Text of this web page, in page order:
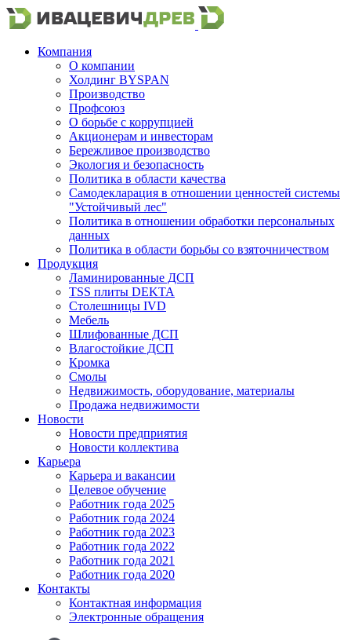
Компания
О компании
Холдинг BYSPAN
Производство
Профсоюз
О борьбе с коррупцией
Акционерам и инвесторам
Бережливое производство
Экология и безопасность
Политика в области качества
Самодекларация в отношении ценностей системы
"Устойчивый лес"
Политика в отношении обработки персональных
данных
Политика в области борьбы со взяточничеством
Продукция
Ламинированные ДСП
TSS плиты DEKTA
Столешницы IVD
Мебель
Шлифованные ДСП
Влагостойкие ДСП
Кромка
Смолы
Недвижимость, оборудование, материалы
Продажа недвижимости
Новости
Новости предприятия
Новости коллектива
Карьера
Карьера и вакансии
Целевое обучение
Работник года 2025
Работник года 2024
Работник года 2023
Работник года 2022
Работник года 2021
Работник года 2020
Контакты
Контактная информация
Электронные обращения